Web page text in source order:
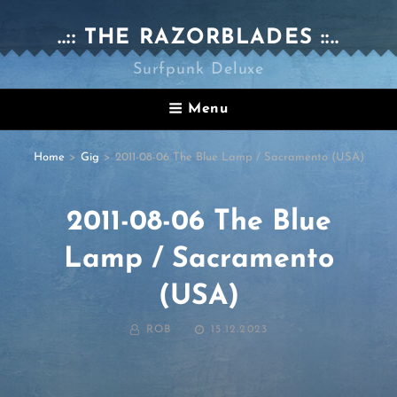
..:: THE RAZORBLADES ::..
Surfpunk Deluxe
Menu
Home > Gig > 2011-08-06 The Blue Lamp / Sacramento (USA)
2011-08-06 The Blue
Lamp / Sacramento
(USA)
BY ROB
POSTED
15.12.2023